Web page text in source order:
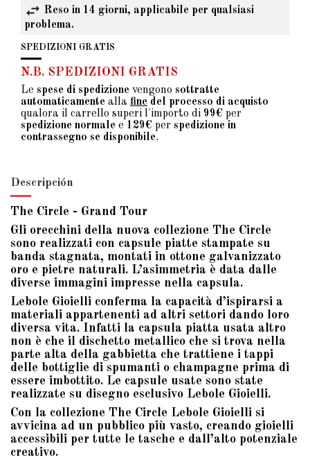
Reso in 14 giorni, applicabile per qualsiasi
problema.
SPEDIZIONI GRATIS
N.B. SPEDIZIONI GRATIS
Le spese di spedizione vengono sottratte
automaticamente alla fine del processo di acquisto
qualora il carrello superi l'importo di 99€ per
spedizione normale e 129€ per spedizione in
contrassegno se disponibile.
Descripción
The Circle - Grand Tour
Gli orecchini della nuova collezione The Circle
sono realizzati con capsule piatte stampate su
banda stagnata, montati in ottone galvanizzato
oro e pietre naturali. L’asimmetria è data dalle
diverse immagini impresse nella capsula.
Lebole Gioielli conferma la capacità d’ispirarsi a
materiali appartenenti ad altri settori dando loro
diversa vita. Infatti la capsula piatta usata altro
non è che il dischetto metallico che si trova nella
parte alta della gabbietta che trattiene i tappi
delle bottiglie di spumanti o champagne prima di
essere imbottito. Le capsule usate sono state
realizzate su disegno esclusivo Lebole Gioielli.
Con la collezione The Circle Lebole Gioielli si
avvicina ad un pubblico più vasto, creando gioielli
accessibili per tutte le tasche e dall’alto potenziale
creativo.